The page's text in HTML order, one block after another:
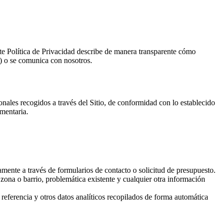
de Privacidad describe de manera transparente cómo
se comunica con nosotros.
recogidos a través del Sitio, de conformidad con lo establecido
a través de formularios de contacto o solicitud de presupuesto.
o barrio, problemática existente y cualquier otra información
y otros datos analíticos recopilados de forma automática